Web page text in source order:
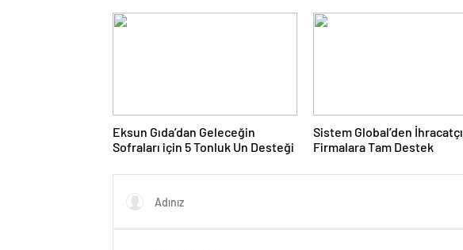
Eksun Gıda’dan Geleceğin
Sofraları için 5 Tonluk Un Desteği
Sistem Global’den İhracatçı
Firmalara Tam Destek